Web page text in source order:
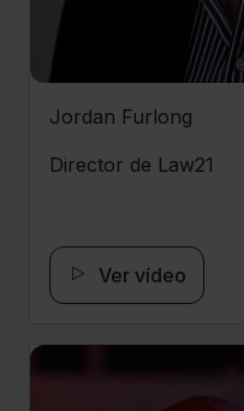
Jordan Furlong
Director de Law21
Ver vídeo